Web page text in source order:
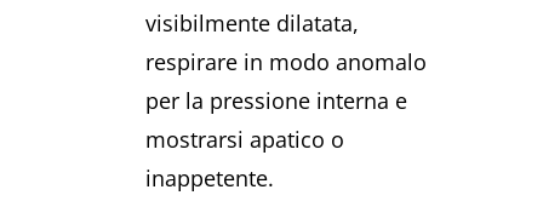
visibilmente dilatata,
respirare in modo anomalo
per la pressione interna e
mostrarsi apatico o
inappetente.